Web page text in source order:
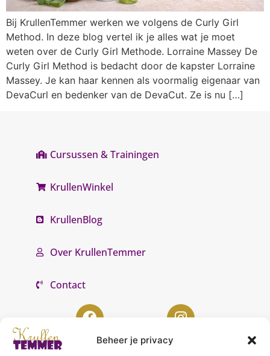
Beheer je privacy
Bij KrullenTemmer werken we volgens de Curly Girl
Method. In deze blog vertel ik je alles wat je moet
weten over de Curly Girl Methode. Lorraine Massey De
Curly Girl Method is bedacht door de kapster Lorraine
Massey. Je kan haar kennen als voormalig eigenaar van
DevaCurl en bedenker van de DevaCut. Ze is nu […]
Cursussen & Trainingen
KrullenWinkel
KrullenBlog
Over KrullenTemmer
Contact